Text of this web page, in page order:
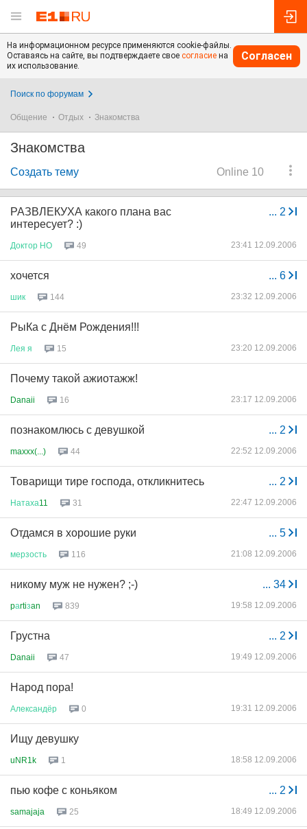
На информационном ресурсе применяются cookie-файлы.
Оставаясь на сайте, вы подтверждаете свое согласие на
их использование.
Согласен
Поиск по форумам
Общение Отдых Знакомства
Знакомства
Online 10
Создать тему
... 2
РАЗВЛЕКУХА какого плана вас
интересует? :)
Доктор НО 49 23:41 12.09.2006
... 6
хочется
шик 144 23:32 12.09.2006
РыКа с Днём Рождения!!!
Лея я 15 23:20 12.09.2006
Почему такой ажиотажж!
Danaii 16 23:17 12.09.2006
... 2
познакомлюсь с девушкой
maxxx(...) 44 22:52 12.09.2006
... 2
Товарищи тире господа, откликнитесь
Натаха11 31 22:47 12.09.2006
... 5
Отдамся в хорошие руки
мерзость 116 21:08 12.09.2006
... 34
никому муж не нужен? ;-)
pаrtiзan 839 19:58 12.09.2006
... 2
Грустна
Danaii 47 19:49 12.09.2006
Народ пора!
Александёр 0 19:31 12.09.2006
Ищу девушку
uNR1k 1 18:58 12.09.2006
... 2
пью кофе с коньяком
samajaja 25 18:49 12.09.2006